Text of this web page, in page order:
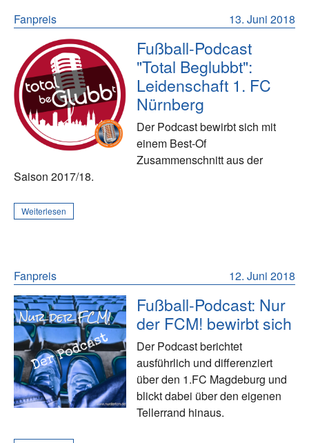
13. Juni 2018
Fanpreis
Fußball-Podcast
"Total Beglubbt":
Leidenschaft 1. FC
Nürnberg
Der Podcast bewirbt sich mit
einem Best-Of
Zusammenschnitt aus der
Saison 2017/18.
Weiterlesen
12. Juni 2018
Fanpreis
Fußball-Podcast: Nur
der FCM! bewirbt sich
Der Podcast berichtet
ausführlich und differenziert
über den 1.FC Magdeburg und
blickt dabei über den eigenen
Tellerrand hinaus.